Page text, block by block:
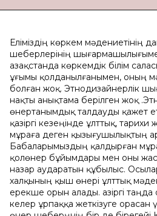
Еліміздің көркем мəдениетінің
шеберлерінің
Қазақстанда көркемдік білім
ұғымы қолданылғанымен, оның
болған жоқ. Этнодизайнерлік
нақты анықтама берілген жоқ
өнертанымдық талдауды қажет
қазіргі кезеңінде ұлттық,
мұраға деген қызығушылықтың
Бабаларымыздың қалдырған
қолөнер бұйымдары мен оны
назар аударатын құбылыс.
халқының қыш өнері ұлттық
ерекше орын алады. Қазіргі таңда
келер ұрпаққа жеткізуге орасан